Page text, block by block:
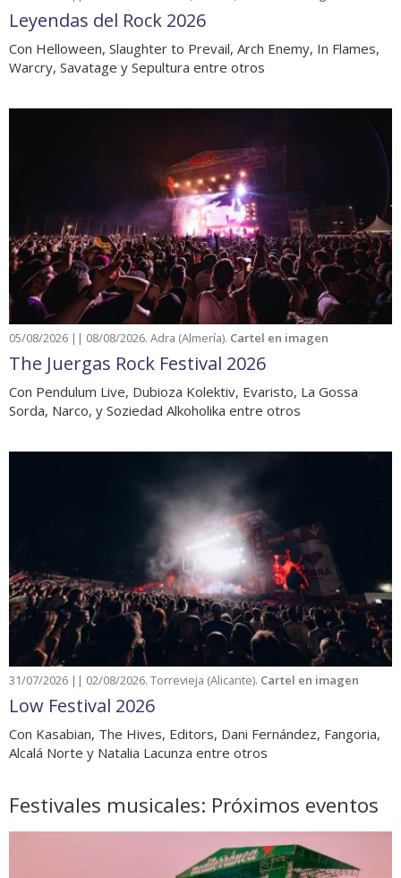
Leyendas del Rock 2026
Con Helloween, Slaughter to Prevail, Arch Enemy, In Flames,
Warcry, Savatage y Sepultura entre otros
05/08/2026 || 08/08/2026. Adra (Almería). Cartel en imagen
The Juergas Rock Festival 2026
Con Pendulum Live, Dubioza Kolektiv, Evaristo, La Gossa
Sorda, Narco, y Soziedad Alkoholika entre otros
31/07/2026 || 02/08/2026. Torrevieja (Alicante). Cartel en imagen
Low Festival 2026
Con Kasabian, The Hives, Editors, Dani Fernández, Fangoria,
Alcalá Norte y Natalia Lacunza entre otros
Festivales musicales: Próximos eventos